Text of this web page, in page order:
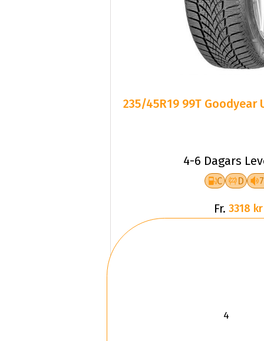
235/45R19 99T Goodyear
4-6 Dagars
C D
Fr. 3318 kr